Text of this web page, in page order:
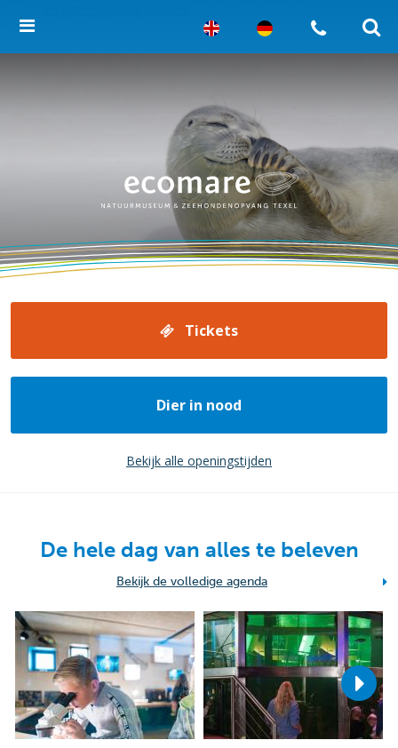
Tickets
Dier in nood
Bekijk alle openingstijden
De hele dag van alles te beleven
Bekijk de volledige agenda